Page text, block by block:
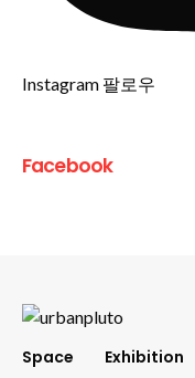
Instagram 팔로우
Facebook
Space Exhibition